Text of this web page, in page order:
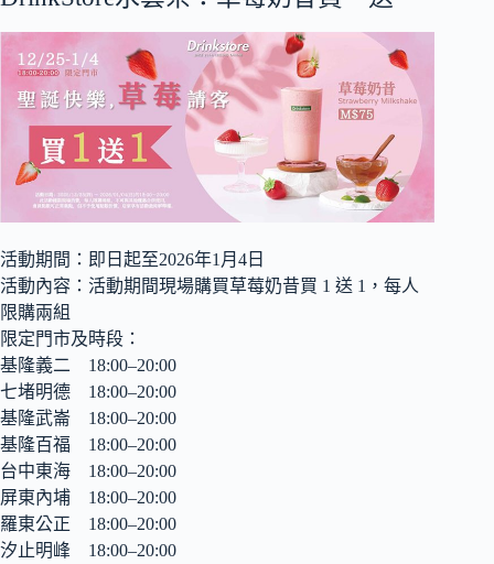
活動期間：即日起至2026年1月4日
活動內容：活動期間現場購買草莓奶昔買 1 送 1，每人
限購兩組
限定門市及時段：
基隆義二 18:00–20:00
七堵明德 18:00–20:00
基隆武崙 18:00–20:00
基隆百福 18:00–20:00
台中東海 18:00–20:00
屏東內埔 18:00–20:00
羅東公正 18:00–20:00
汐止明峰 18:00–20:00